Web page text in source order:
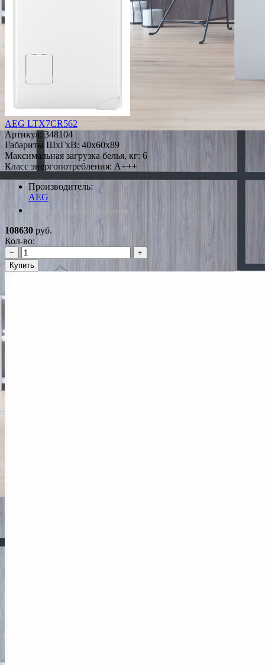
AEG LTX7CR562
Артикул: 348104
Габариты ШxГxВ: 40x60x89
Максимальная загрузка белья, кг: 6
Класс энергопотребления: A+++
Производитель:
AEG
*Наличие уточняйте у менеджера
108630 руб.
Кол-во:
−
+
Купить